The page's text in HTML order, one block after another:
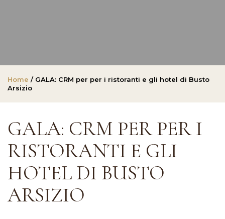
Home / GALA: CRM per per i ristoranti e gli hotel di Busto
Arsizio
GALA: CRM PER PER I
RISTORANTI E GLI
HOTEL DI BUSTO
ARSIZIO